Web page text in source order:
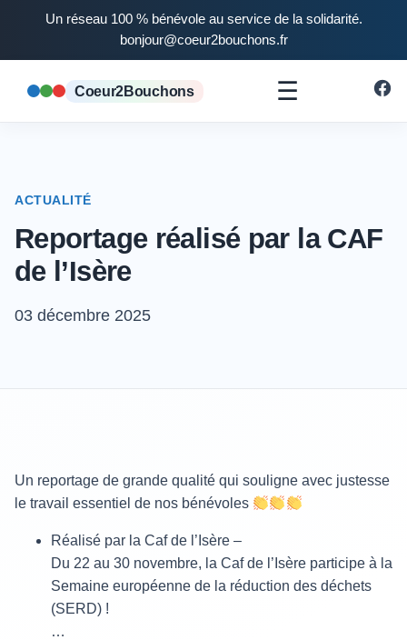
Un réseau 100 % bénévole au service de la solidarité.
bonjour@coeur2bouchons.fr
Coeur2Bouchons ☰
ACTUALITÉ
Reportage réalisé par la CAF
de l’Isère
03 décembre 2025
Un reportage de grande qualité qui souligne avec justesse
le travail essentiel de nos bénévoles
Réalisé par la Caf de l’Isère –
Du 22 au 30 novembre, la Caf de l’Isère participe à la
Semaine européenne de la réduction des déchets
(SERD) !
…